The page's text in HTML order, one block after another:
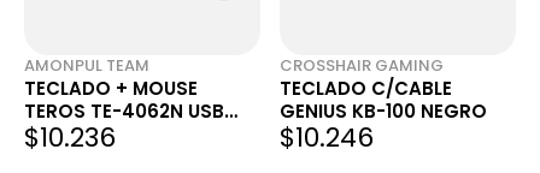
AMONPUL TEAM
TECLADO + MOUSE
TEROS TE-4062N USB
NEGRO
$10.236
CROSSHAIR GAMING
TECLADO C/CABLE
GENIUS KB-100 NEGRO
$10.246